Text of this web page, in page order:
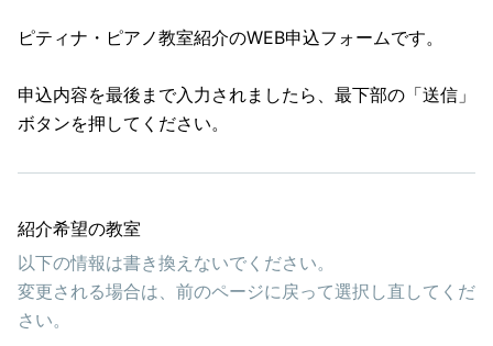
ピティナ・ピアノ教室紹介のWEB申込フォームです。
申込内容を最後まで入力されましたら、最下部の「送信」
ボタンを押してください。
紹介希望の教室
以下の情報は書き換えないでください。
変更される場合は、前のページに戻って選択し直してくだ
さい。